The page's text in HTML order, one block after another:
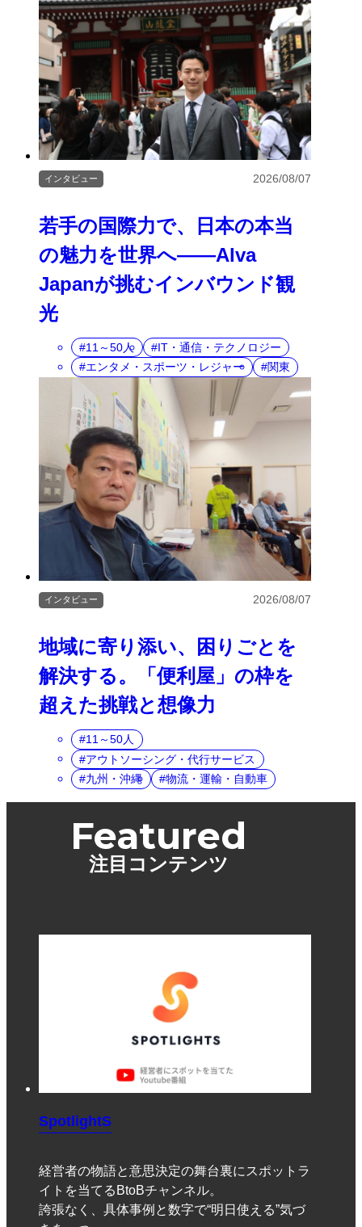
若手の国際力で、日本の本当
の魅力を世界へ――Alva
Japanが挑むインバウンド観
光
インタビュー 2026/08/07
11～50人
IT・通信・テクノロジー
エンタメ・スポーツ・レジャー
関東
地域に寄り添い、困りごとを
解決する。「便利屋」の枠を
超えた挑戦と想像力
インタビュー 2026/08/07
11～50人
アウトソーシング・代行サービス
九州・沖縄
物流・運輸・自動車
Featured
注目コンテンツ
SpotlightS
経営者の物語と意思決定の舞台裏にスポットラ
イトを当てるBtoBチャンネル。
誇張なく、具体事例と数字で“明日使える”気づ